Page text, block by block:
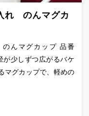
れ のんマグカ
んマグカップ 品番
が少しずつ広がるバケ
マグカップで、軽めの